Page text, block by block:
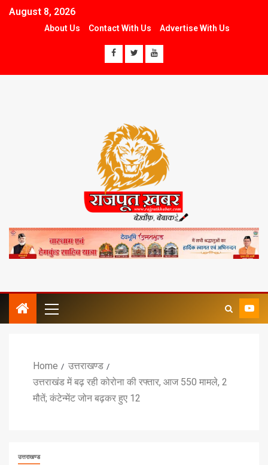
August 8, 2026
About Us Contact With Us Advertise With Us
Home
उत्तराखण्ड
उत्तराखंड में बढ़ रही कोरोना की रफ्तार, आज 550 मामले, 2
मौतें; कंटेन्मेंट जोन बढ़कर हुए 12
उत्तराखण्ड